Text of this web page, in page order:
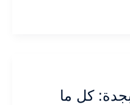
كل ما